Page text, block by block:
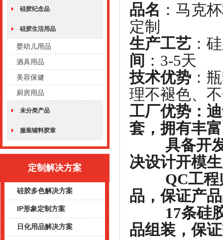
硅胶纪念品
硅胶生活用品
婴幼儿用品
酒具用品
美容保健
厨房用品
未分类产品
服装辅料胶章
定制解决方案
硅胶多色解决方案
IP形象定制方案
日化用品解决方案
品名 ：
定制
生产工艺 ：
间 ：3-5天
技术优势 ：
理不褪色、
工厂优势：
套，拥有丰
具备开发
决设计开模
QC工程师
品，保证产
17条硅胶
品组装，保